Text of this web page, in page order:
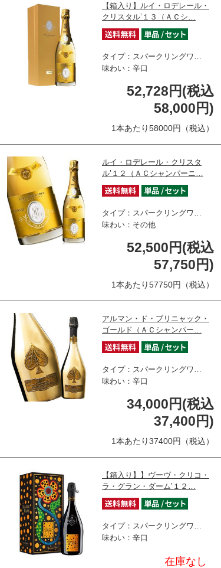
【箱入り】ルイ・ロデレール・
クリスタル’１３（ＡＣシ…
タイプ：スパークリングワ…
味わい：辛口
52,728円(税込
58,000円)
1本あたり58000円（税込）
ルイ・ロデレール・クリスタ
ル’１２（ＡＣシャンパーニ…
タイプ：スパークリングワ…
味わい：その他
52,500円(税込
57,750円)
1本あたり57750円（税込）
アルマン・ド・ブリニャック・
ゴールド（ＡＣシャンパー…
タイプ：スパークリングワ…
味わい：辛口
34,000円(税込
37,400円)
1本あたり37400円（税込）
【箱入り】】ヴーヴ・クリコ・
ラ・グラン・ダーム’１２…
タイプ：スパークリングワ…
味わい：辛口
在庫なし